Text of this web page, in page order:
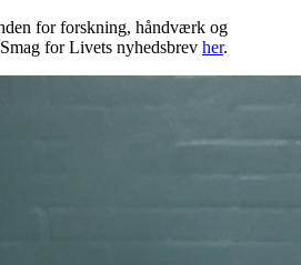
for forskning, håndværk og
for Livets nyhedsbrev her.